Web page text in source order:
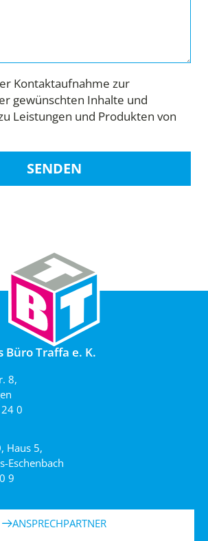
Kontaktaufnahme zur
gewünschten Inhalte und
Leistungen und Produkten von
SENDEN
Büro Traffa e. K.
8,
0
Haus 5,
Eschenbach
9
ANSPRECHPARTNER